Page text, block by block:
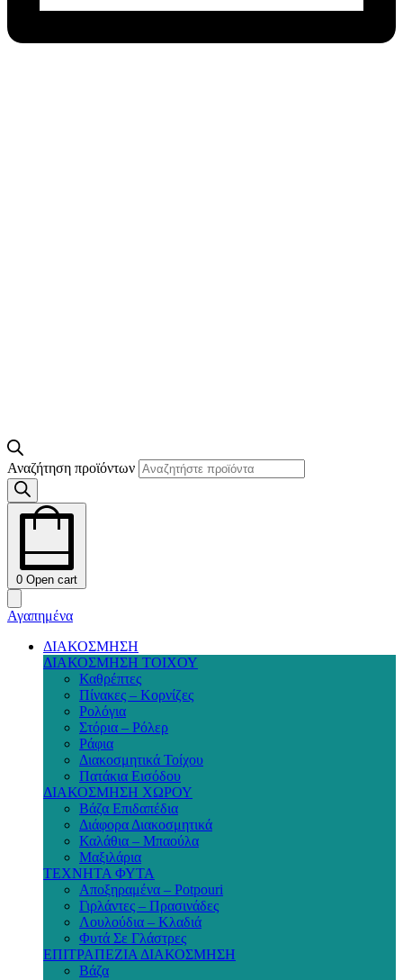
Αναζήτηση προϊόντων
0 Open cart
Αγαπημένα
ΔΙΑΚΟΣΜΗΣΗ
ΔΙΑΚΟΣΜΗΣΗ ΤΟΙΧΟΥ
Καθρέπτες
Πίνακες – Κορνίζες
Ρολόγια
Στόρια – Ρόλερ
Ράφια
Διακοσμητικά Τοίχου
Πατάκια Εισόδου
ΔΙΑΚΟΣΜΗΣΗ ΧΩΡΟΥ
Βάζα Επιδαπέδια
Διάφορα Διακοσμητικά
Καλάθια – Μπαούλα
Μαξιλάρια
ΤΕΧΝΗΤΑ ΦΥΤΑ
Αποξηραμένα – Potpouri
Γιρλάντες – Πρασινάδες
Λουλούδια – Κλαδιά
Φυτά Σε Γλάστρες
ΕΠΙΤΡΑΠΕΖΙΑ ΔΙΑΚΟΣΜΗΣΗ
Βάζα